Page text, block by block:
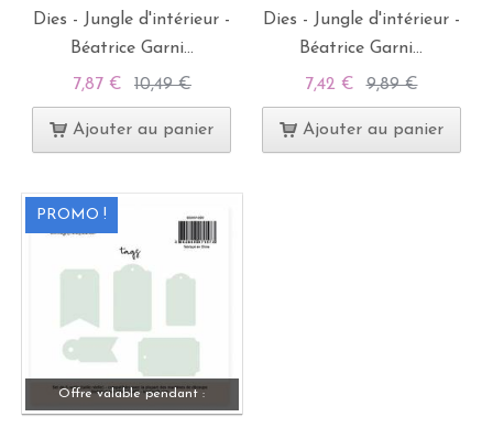
Dies - Jungle d'intérieur -
Béatrice Garni...
7,87 € 10,49 €
Ajouter au panier
Dies - Jungle d'intérieur -
Béatrice Garni...
7,42 € 9,89 €
Ajouter au panier
PROMO !
Offre valable pendant :